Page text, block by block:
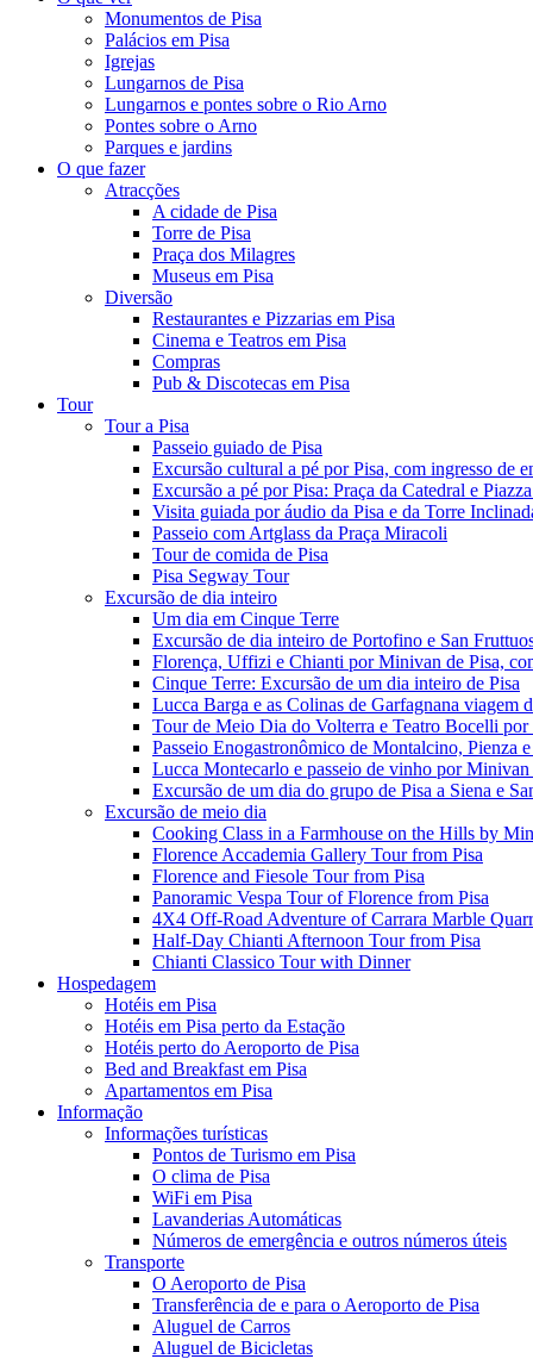
Monumentos de Pisa
Palácios em Pisa
Igrejas
Lungarnos de Pisa
Lungarnos e pontes sobre o Rio Arno
Pontes sobre o Arno
Parques e jardins
O que fazer
Atracções
A cidade de Pisa
Torre de Pisa
Praça dos Milagres
Museus em Pisa
Diversão
Restaurantes e Pizzarias em Pisa
Cinema e Teatros em Pisa
Compras
Pub & Discotecas em Pisa
Tour
Tour a Pisa
Passeio guiado de Pisa
Excursão cultural a pé por Pisa, com ingresso de
Excursão a pé por Pisa: Praça da Catedral e
Visita guiada por áudio da Pisa e da Torre
Passeio com Artglass da Praça Miracoli
Tour de comida de Pisa
Pisa Segway Tour
Excursão de dia inteiro
Um dia em Cinque Terre
Excursão de dia inteiro de Portofino e San
Florença, Uffizi e Chianti por Minivan de Pisa,
Cinque Terre: Excursão de um dia inteiro de Pisa
Lucca Barga e as Colinas de Garfagnana viagem
Tour de Meio Dia do Volterra e Teatro Bocelli
Passeio Enogastronômico de Montalcino, Pienza
Lucca Montecarlo e passeio de vinho por Minivan
Excursão de um dia do grupo de Pisa a Siena e
Excursão de meio dia
Cooking Class in a Farmhouse on the Hills by
Florence Accademia Gallery Tour from Pisa
Florence and Fiesole Tour from Pisa
Panoramic Vespa Tour of Florence from Pisa
4X4 Off-Road Adventure of Carrara Marble
Half-Day Chianti Afternoon Tour from Pisa
Chianti Classico Tour with Dinner
Hospedagem
Hotéis em Pisa
Hotéis em Pisa perto da Estação
Hotéis perto do Aeroporto de Pisa
Bed and Breakfast em Pisa
Apartamentos em Pisa
Informação
Informações turísticas
Pontos de Turismo em Pisa
O clima de Pisa
WiFi em Pisa
Lavanderias Automáticas
Números de emergência e outros números úteis
Transporte
O Aeroporto de Pisa
Transferência de e para o Aeroporto de Pisa
Aluguel de Carros
Aluguel de Bicicletas